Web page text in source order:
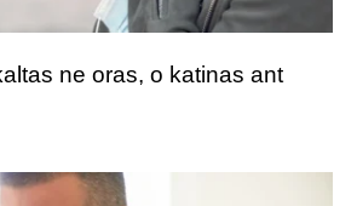
ne oras, o katinas ant